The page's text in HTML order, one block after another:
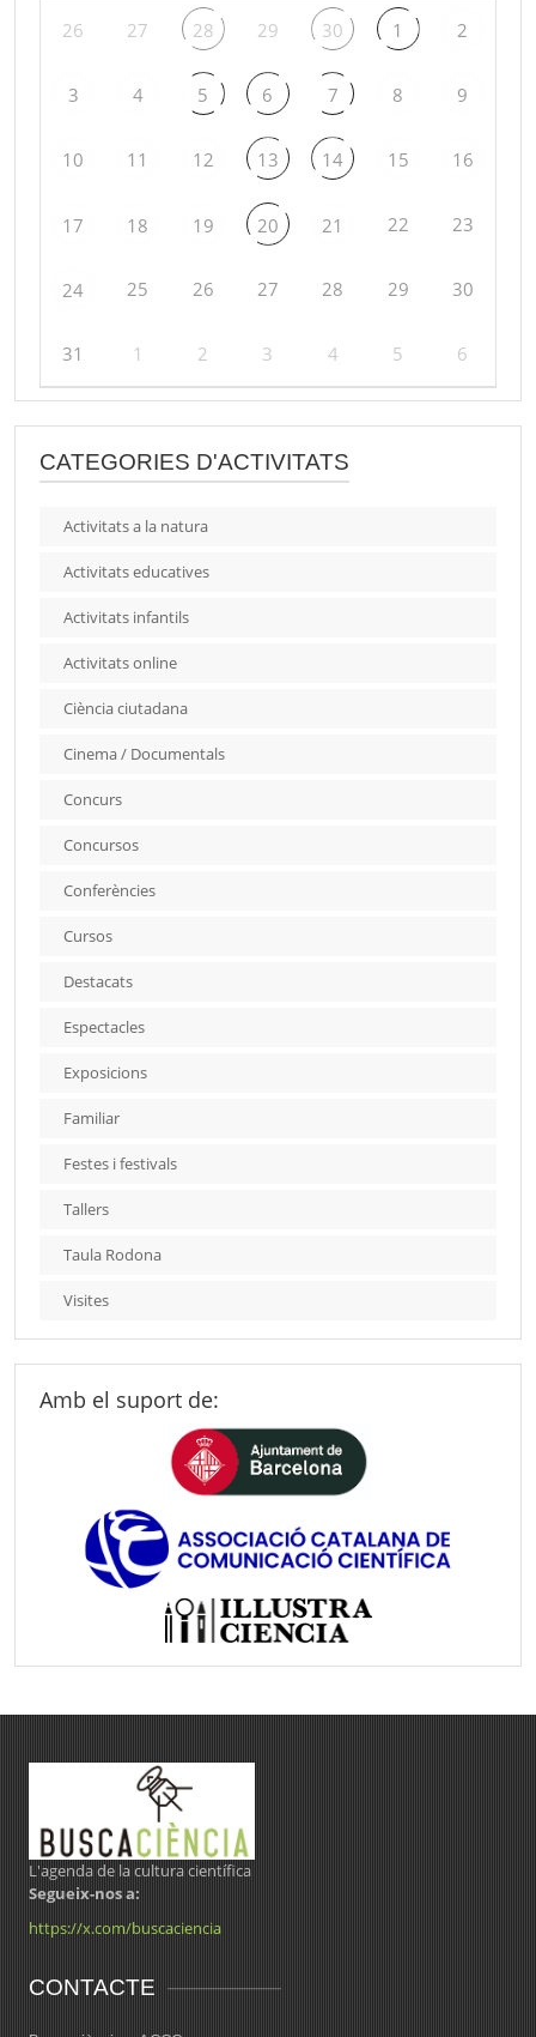
26 27 28 29 30 1 2
3 4 5 6 7 8 9
10 11 12 13 14 15 16
17 18 19 20 21 22 23
24 25 26 27 28 29 30
31 1 2 3 4 5 6
CATEGORIES D'ACTIVITATS
Activitats a la natura
Activitats educatives
Activitats infantils
Activitats online
Ciència ciutadana
Cinema / Documentals
Concurs
Concursos
Conferències
Cursos
Destacats
Espectacles
Exposicions
Familiar
Festes i festivals
Tallers
Taula Rodona
Visites
Amb el suport de:
L'agenda de la cultura científica
Segueix-nos a:
https://x.com/buscaciencia
CONTACTE